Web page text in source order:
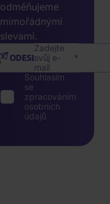
odměňujeme
mimořádnými
slevami.
Zadejte
svůj e-
mail
ODESLAT
Souhlasím
se
zpracováním
osobních
údajů